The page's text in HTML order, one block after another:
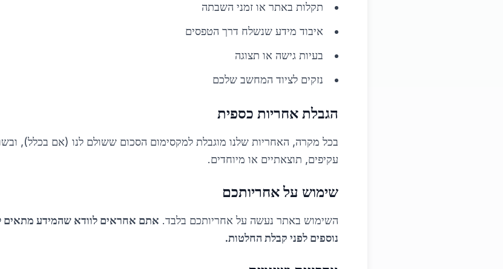
תקלות באתר או זמני השבתה
איבוד מידע שנשלח דרך הטפסים
בעיות גישה או תצוגה
נזקים לציוד המחשב שלכם
הגבלת אחריות כספית
בכל מקרה, האחריות שלנו מוגבלת למקסימום הסכום ששולם לנו (אם בכלל),
עקיפים, תוצאתיים או מיוחדים.
שימוש על אחריותכם
השימוש באתר נעשה על אחריותכם בלבד. אתם אחראים לוודא שהמידע מתאים
נוספים לפני קבלת החלטות.